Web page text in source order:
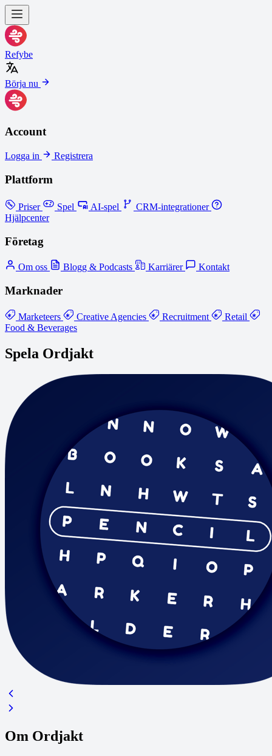
Refybe
Börja nu
Account
Logga in Registrera
Plattform
Priser Spel AI-spel
CRM-integrationer
Hjälpcenter
Företag
Om oss Blogg & Podcasts Karriärer Kontakt
Marknader
Marketeers Creative Agencies Recruitment
Retail
Food & Beverages
Spela Ordjakt
Om Ordjakt